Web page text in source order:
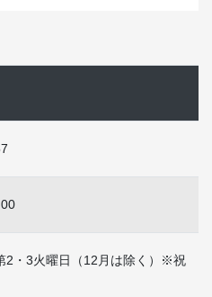
2・3火曜日（12月は除く）※祝